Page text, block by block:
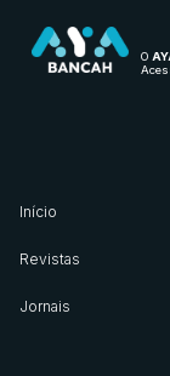
O
Início
Revistas
Jornais